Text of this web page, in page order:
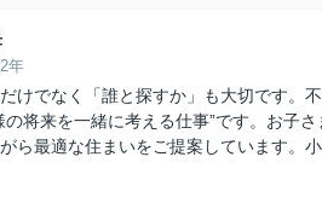
年
けでなく「誰と探すか」も大切です。
の将来を一緒に考える仕事”です。お子
ら最適な住まいをご提案しています。